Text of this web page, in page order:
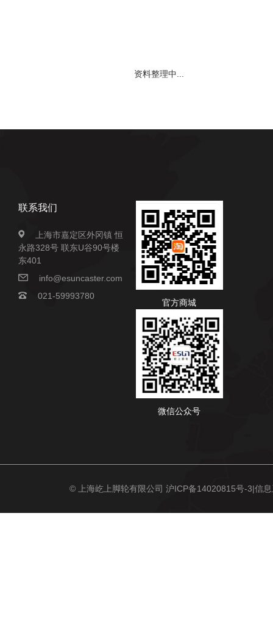
资料整理中...
联系我们
上海市嘉定区外冈镇 恒
永路328号 联东U谷90号楼
东401
info@esuncaster.com
021-59993780
官方商城
微信公众号
© 上海屹上脚轮有限公司 沪ICP备14020815号-3|信